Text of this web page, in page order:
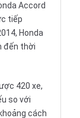
Accord
tiếp
Honda
đến thời
420 xe,
so với
cách